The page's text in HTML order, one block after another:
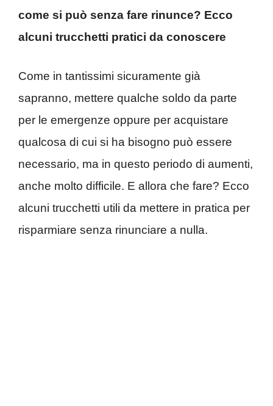
come si può senza fare rinunce? Ecco
alcuni trucchetti pratici da conoscere
Come in tantissimi sicuramente già
sapranno, mettere qualche soldo da parte
per le emergenze oppure per acquistare
qualcosa di cui si ha bisogno può essere
necessario, ma in questo periodo di aumenti,
anche molto difficile. E allora che fare? Ecco
alcuni trucchetti utili da mettere in pratica per
risparmiare senza rinunciare a nulla.